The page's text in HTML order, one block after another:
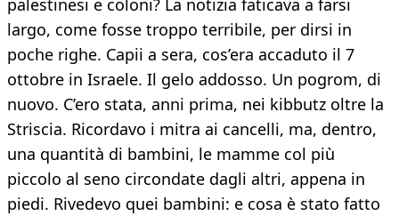
palestinesi e coloni? La notizia faticava a farsi
largo, come fosse troppo terribile, per dirsi in
poche righe. Capii a sera, cos’era accaduto il 7
ottobre in Israele. Il gelo addosso. Un pogrom, di
nuovo. C’ero stata, anni prima, nei kibbutz oltre la
Striscia. Ricordavo i mitra ai cancelli, ma, dentro,
una quantità di bambini, le mamme col più
piccolo al seno circondate dagli altri, appena in
piedi. Rivedevo quei bambini: e cosa è stato fatto